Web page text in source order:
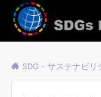
SDG・サステナビリティ コン